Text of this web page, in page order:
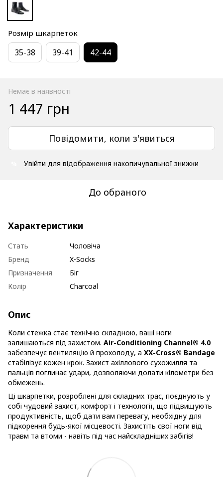
Розмір шкарпеток
35-38 39-41 42-44
Немає в наявності
1 447 грн
Повідомити, коли з'явиться
Увійти для відображення накопичувальної знижки
До обраного
Характеристики
Стать
Чоловіча
Бренд
X-Socks
Призначення
Біг
Колір
Charcoal
Опис
Коли стежка стає технічно складною, ваші ноги
залишаються під захистом. Air-Conditioning Channel® 4.0
забезпечує вентиляцію й прохолоду, а XX-Cross® Bandage
стабілізує кожен крок. Захист ахіллового сухожилля та
пальців поглинає удари, дозволяючи долати кілометри без
обмежень.
Ці шкарпетки, розроблені для складних трас, поєднують у
собі чудовий захист, комфорт і технології, що підвищують
продуктивність, щоб дати вам перевагу, необхідну для
підкорення будь-якої місцевості. Захистіть свої ноги від
травм та втоми - навіть під час найскладніших забігів!